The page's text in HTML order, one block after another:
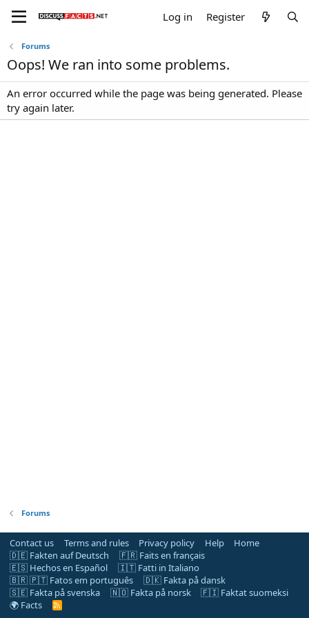
Log in Register
Forums
Oops! We ran into some problems.
An error occurred while the page was being generated. Please
try again later.
Forums
Contact us Terms and rules Privacy policy Help
Home
🇩🇪 Fakten auf Deutsch
🇫🇷 Faits en français
🇪🇸 Hechos en Español
🇮🇹 Fatti in Italiano
🇧🇷 🇵🇹 Fatos em português
🇩🇰 Fakta på dansk
🇸🇪 Fakta på svenska
🇳🇴 Fakta på norsk
🇫🇮 Faktat suomeksi
🌍 Facts
R